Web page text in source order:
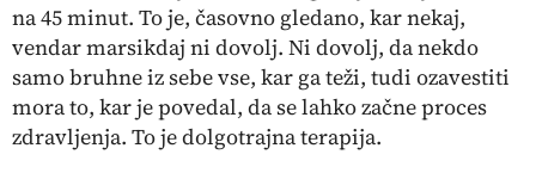
na 45 minut. To je, časovno gledano, kar nekaj,
vendar marsikdaj ni dovolj. Ni dovolj, da nekdo
samo bruhne iz sebe vse, kar ga teži, tudi ozavestiti
mora to, kar je povedal, da se lahko začne proces
zdravljenja. To je dolgotrajna terapija.